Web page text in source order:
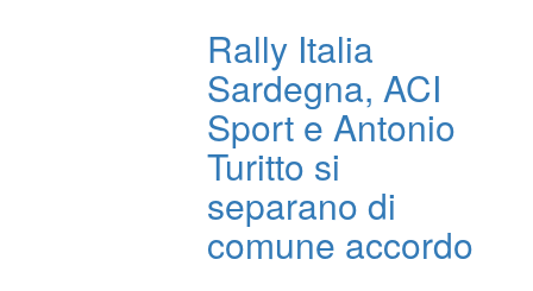
Rally Italia
Sardegna, ACI
Sport e Antonio
Turitto si
separano di
comune accordo